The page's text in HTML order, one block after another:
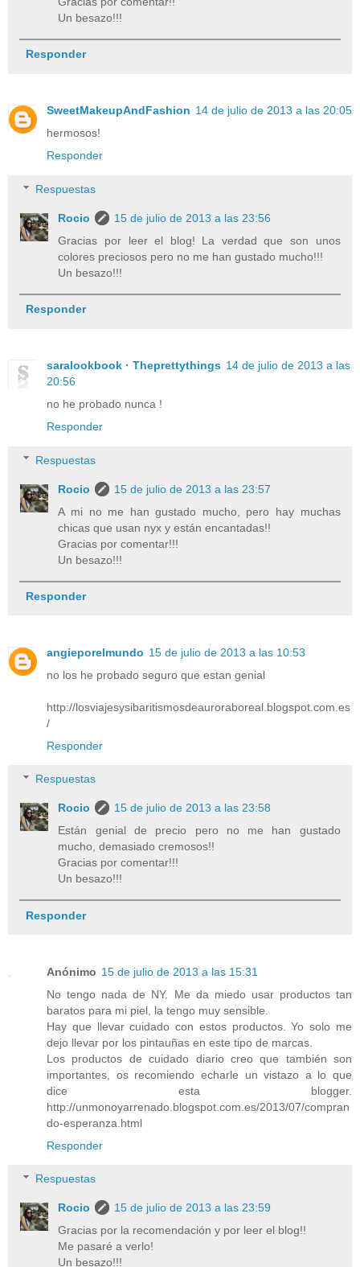
Un besazo!!!
Responder
SweetMakeupAndFashion 14 de julio de 2013 a las 20:05
hermosos!
Responder
Respuestas
Rocio
15 de julio de 2013 a las 23:56
Gracias por leer el blog! La verdad que son unos
colores preciosos pero no me han gustado mucho!!!
Un besazo!!!
Responder
saralookbook · Theprettythings 14 de julio de 2013 a las
20:56
no he probado nunca !
Responder
Respuestas
Rocio
15 de julio de 2013 a las 23:57
A mi no me han gustado mucho, pero hay muchas
chicas que usan nyx y están encantadas!!
Gracias por comentar!!!
Un besazo!!!
Responder
angieporelmundo 15 de julio de 2013 a las 10:53
no los he probado seguro que estan genial
http://losviajesysibaritismosdeauroraboreal.blogspot.com.es
/
Responder
Respuestas
Rocio
15 de julio de 2013 a las 23:58
Están genial de precio pero no me han gustado
mucho, demasiado cremosos!!
Gracias por comentar!!!
Un besazo!!!
Responder
Anónimo 15 de julio de 2013 a las 15:31
No tengo nada de NY. Me da miedo usar productos tan
baratos para mi piel, la tengo muy sensible.
Hay que llevar cuidado con estos productos. Yo solo me
dejo llevar por los pintauñas en este tipo de marcas.
Los productos de cuidado diario creo que también son
importantes, os recomiendo echarle un vistazo a lo que
dice esta blogger.
http://unmonoyarrenado.blogspot.com.es/2013/07/compran
do-esperanza.html
Responder
Respuestas
Rocio
15 de julio de 2013 a las 23:59
Gracias por la recomendación y por leer el blog!!
Me pasaré a verlo!
Un besazo!!!